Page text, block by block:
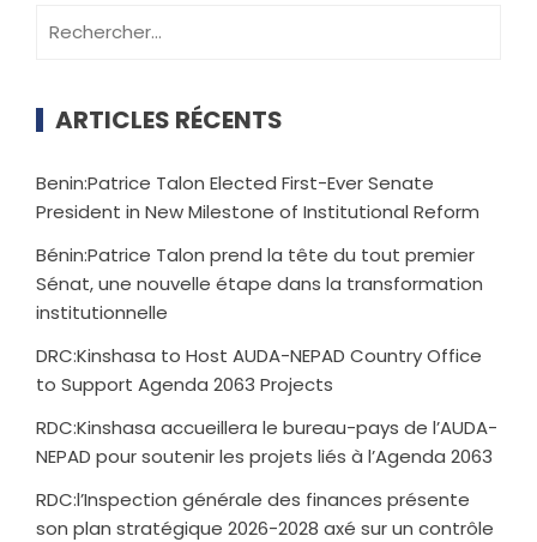
ARTICLES RÉCENTS
Benin:Patrice Talon Elected First-Ever Senate
President in New Milestone of Institutional Reform
Bénin:Patrice Talon prend la tête du tout premier
Sénat, une nouvelle étape dans la transformation
institutionnelle
DRC:Kinshasa to Host AUDA-NEPAD Country Office
to Support Agenda 2063 Projects
RDC:Kinshasa accueillera le bureau-pays de l’AUDA-
NEPAD pour soutenir les projets liés à l’Agenda 2063
RDC:l’Inspection générale des finances présente
son plan stratégique 2026-2028 axé sur un contrôle